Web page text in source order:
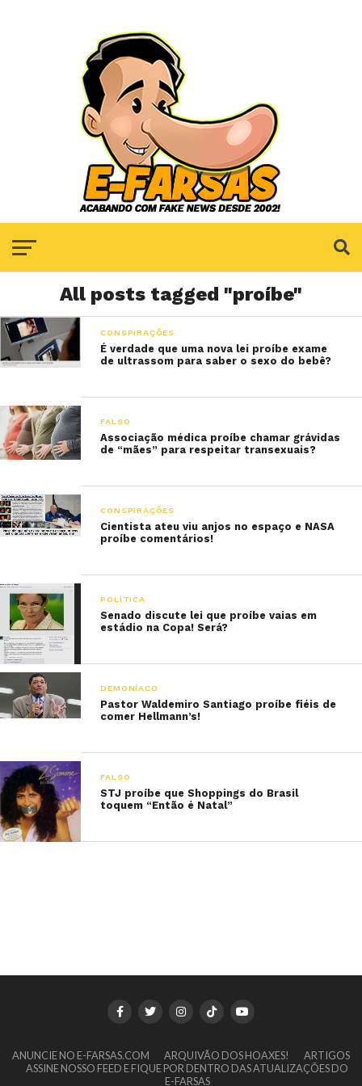
All posts tagged "proíbe"
CONSPIRAÇÕES
É verdade que uma nova lei proíbe exame
de ultrassom para saber o sexo do bebê?
FALSO
Associação médica proíbe chamar grávidas
de “mães” para respeitar transexuais?
CONSPIRAÇÕES
Cientista ateu viu anjos no espaço e NASA
proíbe comentários!
POLÍTICA
Senado discute lei que proíbe vaias em
estádio na Copa! Será?
DEMONÍACO
Pastor Waldemiro Santiago proíbe fiéis de
comer Hellmann’s!
FALSO
STJ proíbe que Shoppings do Brasil
toquem “Então é Natal”
ANUNCIE NO E-FARSAS.COM ARQUIVÃO DOS HOAXES!
ARTIGOS
ASSINE NOSSO FEED E FIQUE POR DENTRO DAS ATUALIZAÇÕES DO
E-FARSAS